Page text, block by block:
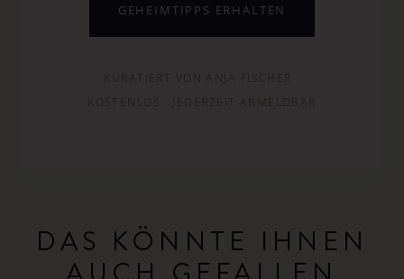
GEHEIMTIPPS ERHALTEN
DAS KÖNNTE IHNEN
AUCH GEFALLEN